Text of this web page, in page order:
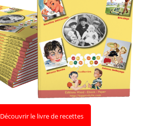
Découvrir le livre de recettes